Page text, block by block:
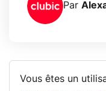
Par
Vous êtes un